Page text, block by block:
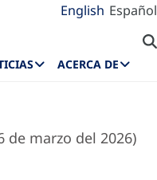
English Español
ACERCA DE
marzo del 2026)